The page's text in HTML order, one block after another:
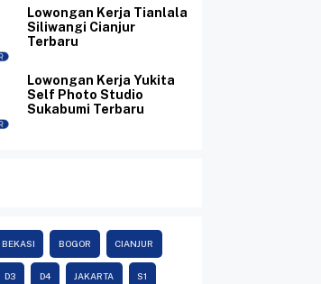
Lowongan Kerja Tianlala
Siliwangi Cianjur
Terbaru
Lowongan Kerja Yukita
Self Photo Studio
Sukabumi Terbaru
BEKASI BOGOR CIANJUR
D3 D4 JAKARTA S1